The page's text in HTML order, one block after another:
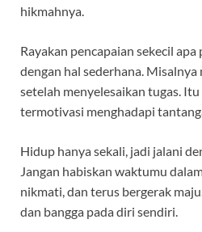
hikmahnya.
Rayakan pencapaian sekecil
dengan hal sederhana.
setelah menyelesaikan tugas.
termotivasi menghadapi
Hidup hanya sekali, jadi jalani
Jangan habiskan waktumu
nikmati, dan terus bergerak
dan bangga pada diri sendiri.